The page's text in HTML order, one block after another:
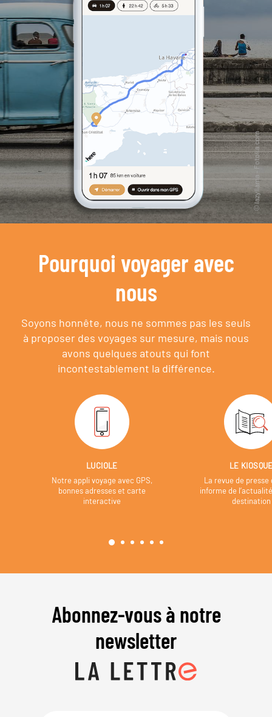
Pourquoi voyager avec
nous
Soyons honnête, nous ne sommes pas les seuls
à proposer des voyages sur mesure, mais nous
avons quelques atouts qui font
incontestablement la différence.
LUCIOLE
Notre appli voyage avec GPS,
bonnes adresses et carte
interactive
LE
La revue de presse
informe de
destination
Abonnez-vous à notre
newsletter